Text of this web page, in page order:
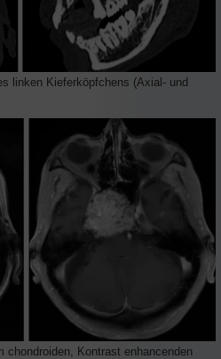
linken Kieferköpfchens (Axial- und
chondroiden, Kontrast enhancenden